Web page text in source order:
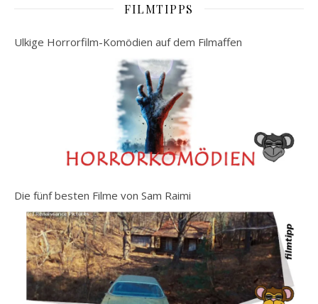
FILMTIPPS
Ulkige Horrorfilm-Komödien auf dem Filmaffen
Die fünf besten Filme von Sam Raimi